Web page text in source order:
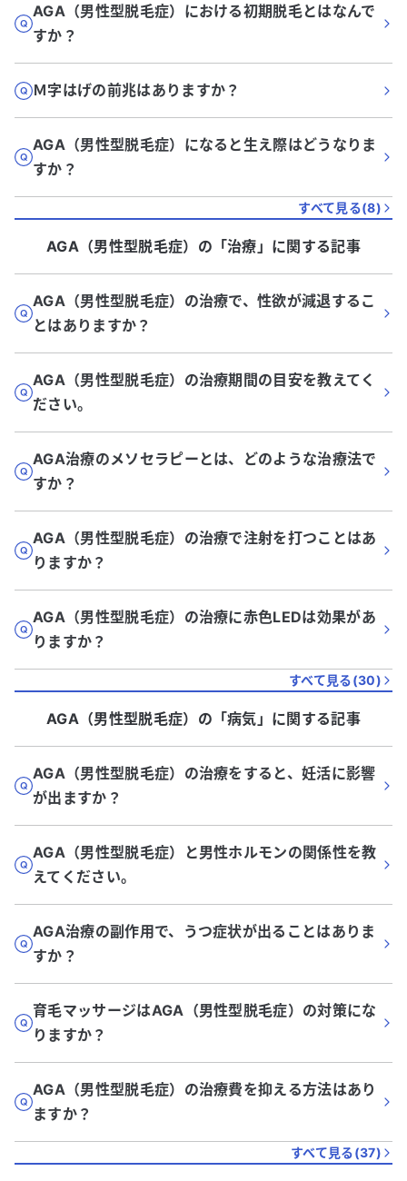
AGA（男性型脱毛症）における初期脱毛とはなんで
すか？
Ｍ字はげの前兆はありますか？
AGA（男性型脱毛症）になると生え際はどうなりま
すか？
すべて見る(8)
AGA（男性型脱毛症） の「治療 」に関する記事
AGA（男性型脱毛症）の治療で、性欲が減退するこ
とはありますか？
AGA（男性型脱毛症）の治療期間の目安を教えてく
ださい。
AGA治療のメソセラピーとは、どのような治療法で
すか？
AGA（男性型脱毛症）の治療で注射を打つことはあ
りますか？
AGA（男性型脱毛症）の治療に赤色LEDは効果があ
りますか？
すべて見る(30)
AGA（男性型脱毛症） の「病気 」に関する記事
AGA（男性型脱毛症）の治療をすると、妊活に影響
が出ますか？
AGA（男性型脱毛症）と男性ホルモンの関係性を教
えてください。
AGA治療の副作用で、うつ症状が出ることはありま
すか？
育毛マッサージはAGA（男性型脱毛症）の対策にな
りますか？
AGA（男性型脱毛症）の治療費を抑える方法はあり
ますか？
すべて見る(37)